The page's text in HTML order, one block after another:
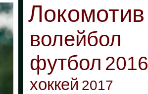
Локомотив
волейбол
футбол 2016
хоккей 2017